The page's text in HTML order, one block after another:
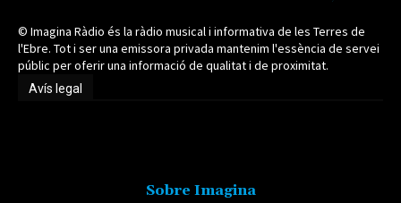
© Imagina Ràdio és la ràdio musical i informativa de les Terres de
l'Ebre. Tot i ser una emissora privada mantenim l'essència de servei
públic per oferir una informació de qualitat i de proximitat.
Avís legal
Sobre Imagina